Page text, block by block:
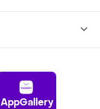
AppGallery